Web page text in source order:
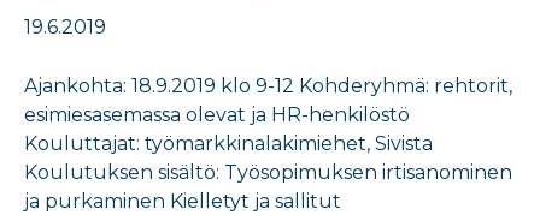
19.6.2019
Ajankohta: 18.9.2019 klo 9-12 Kohderyhmä: rehtorit,
esimiesasemassa olevat ja HR-henkilöstö
Kouluttajat: työmarkkinalakimiehet, Sivista
Koulutuksen sisältö: Työsopimuksen irtisanominen
ja purkaminen Kielletyt ja sallitut